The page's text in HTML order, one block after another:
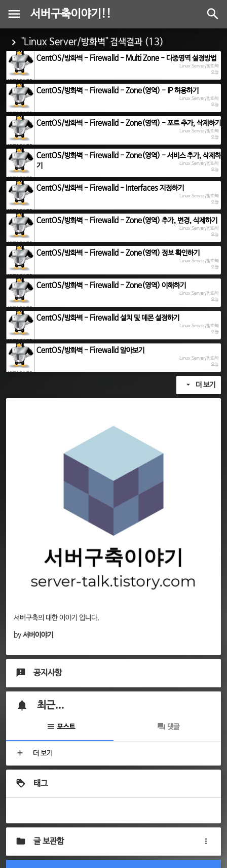
서버구축이야기!!
"Linux Server/방화벽" 검색결과 (13)
CentOS/방화벽 - Firewalld - Multi Zone - 다중영역 설정방법
Linux Server/방화벽
오늘
CentOS/방화벽 - Firewalld - Zone(영역) - IP 허용하기
Linux Server/방화벽
오늘
CentOS/방화벽 - Firewalld - Zone(영역) - 포트 추가, 삭제하기
Linux Server/방화벽
오늘
CentOS/방화벽 - Firewalld - Zone(영역) - 서비스 추가, 삭제하
기
Linux Server/방화벽
오늘
CentOS/방화벽 - Firewalld - Interfaces 지정하기
Linux Server/방화벽
오늘
CentOS/방화벽 - Firewalld - Zone(영역) 추가, 변경, 삭제하기
Linux Server/방화벽
오늘
CentOS/방화벽 - Firewalld - Zone(영역) 정보 확인하기
Linux Server/방화벽
오늘
CentOS/방화벽 - Firewalld - Zone(영역) 이해하기
Linux Server/방화벽
오늘
CentOS/방화벽 - Firewalld 설치 및 데몬 설정하기
Linux Server/방화벽
오늘
CentOS/방화벽 - Firewalld 알아보기
Linux Server/방화벽
오늘
더 보기
서버구축의 대한 이야기 입니다.
by서버이야기
공지사항
최근...
포스트 댓글
더 보기
태그
글 보관함